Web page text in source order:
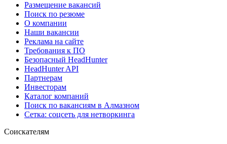
Размещение вакансий
Поиск по резюме
О компании
Наши вакансии
Реклама на сайте
Требования к ПО
Безопасный HeadHunter
HeadHunter API
Партнерам
Инвесторам
Каталог компаний
Поиск по вакансиям в Алмазном
Сетка: соцсеть для нетворкинга
Соискателям